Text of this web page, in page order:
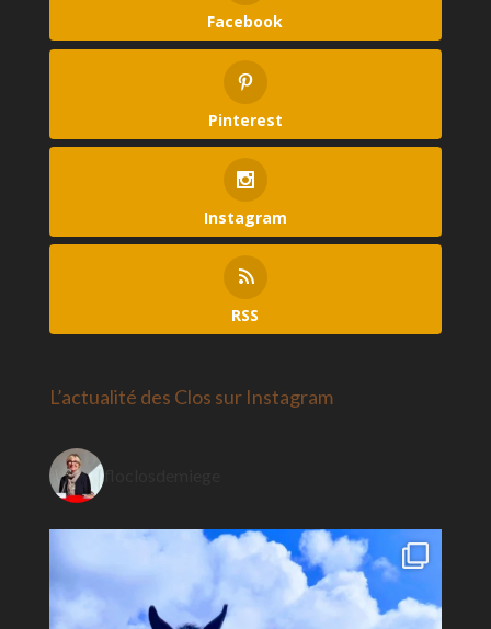
Facebook
Pinterest
Instagram
RSS
L’actualité des Clos sur Instagram
floclosdemiege